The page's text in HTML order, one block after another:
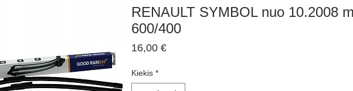
RENAULT SYMBOL nuo 10.2008
600/400
16,00 €Price
Kiekis *